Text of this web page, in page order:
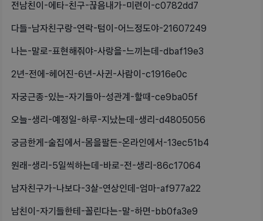
전남친이-에타-친구-끊음내가-미련이-c0782dd7
다들-남자친구랑-연락-텀이-어느정도야-21607249
나는-말로-표현해줘야-사랑을-느끼는데-dbaf19e3
2년-전에-헤어진-6년-사귄-사람이-c1916e0c
자궁근종-있는-자기들아-성관계-할때-ce9ba05f
오늘-생리-예정일-하루-지났는데-생리-d4805056
궁금한게-술집에서-몸을팔든-온라인에서-13ec51b4
원래-생리-5일씩하는데-바로-전-생리-86c17064
남자친구가-나보다-3살-연상인데-엄마-af977a22
남친이-자기들한테-꼴린다는-말-하면-bb0fa3e9